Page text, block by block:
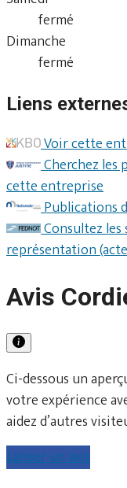
fermé
Dimanche
fermé
Liens
Voir cette
Cherchez
cette entreprise
Publications
Consultez
représentation
Avis
Ci-dessous un
votre expérience
aidez d’autres
Laisser un avis